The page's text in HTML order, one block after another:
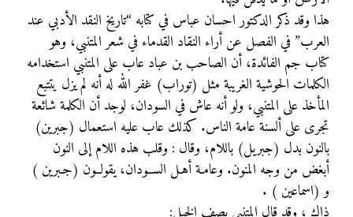
هذا وقد ذكر الدكتور احسان عباس في كتابه “تاريخ النقد الأدبي عند
العرب” في الفصل عن أراء النقاد القدماء في شعر المتنبي، وهو
كتاب جم الفائدة، أن الصاحب بن عباد عاب على المتنبي استخدامه
الكلمات الحوشية الغريبة مثل (توراب) غفر الله له أنه لم يزل يتتبع
المأخذ على المتنبي، ولو أنه عاش في السودان، لوجد أن الكلمة شائعة
تجرى على ألسنة عامة الناس. كذلك عاب عليه استعمال (جبرين)
بالنون بدل (جبريل) باللام، وقال : وقلب هذه اللام إلى النون
أبغض من وجه المنون. وعامـة أهـل الســودان، يقولــون (جـبرين )
و (اسماعين ) .